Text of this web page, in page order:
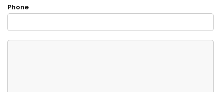
Phone